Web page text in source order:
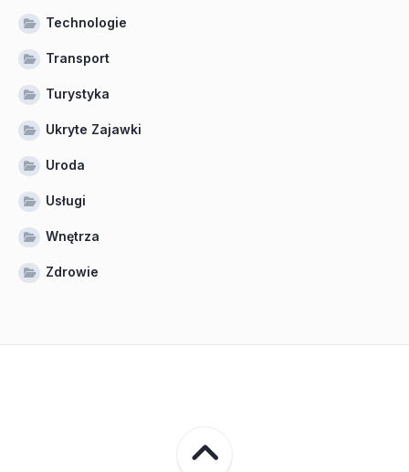
Technologie
Transport
Turystyka
Ukryte Zajawki
Uroda
Usługi
Wnętrza
Zdrowie